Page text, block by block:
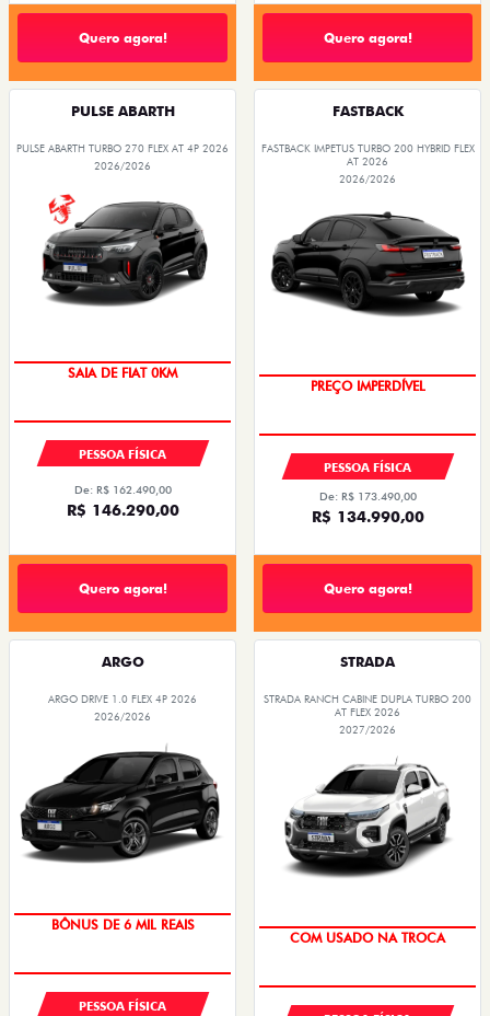
Quero agora! Quero agora!
PULSE ABARTH
PULSE ABARTH TURBO 270 FLEX AT 4P 2026
2026/2026
PESSOA FÍSICA
De: R$ 162.490,00
R$ 146.290,00
Quero agora!
FASTBACK
FASTBACK IMPETUS TURBO 200 HYBRID FLEX
AT 2026
2026/2026
PREÇO IMPERDÍVEL
PESSOA FÍSICA
De: R$ 173.490,00
R$ 134.990,00
Quero agora!
ARGO
ARGO DRIVE 1.0 FLEX 4P 2026
2026/2026
PESSOA FÍSICA
STRADA
STRADA RANCH CABINE DUPLA TURBO 200
AT FLEX 2026
2027/2026
COM USADO NA TROCA